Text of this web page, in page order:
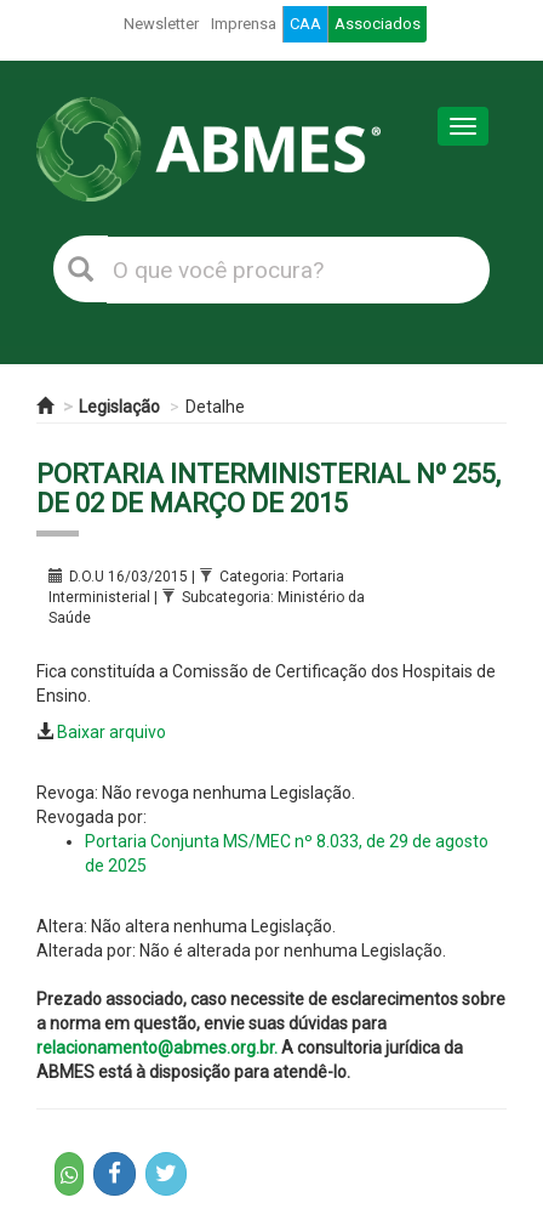
Newsletter Imprensa CAA Associados
Toggle
Legislação Detalhe
PORTARIA INTERMINISTERIAL Nº 255,
DE 02 DE MARÇO DE 2015
D.O.U 16/03/2015 |
Categoria: Portaria
Interministerial |
Subcategoria: Ministério da
Saúde
Fica constituída a Comissão de Certificação dos Hospitais de
Ensino.
Baixar arquivo
Revoga: Não revoga nenhuma Legislação.
Revogada por:
Portaria Conjunta MS/MEC nº 8.033, de 29 de agosto
de 2025
Altera: Não altera nenhuma Legislação.
Alterada por: Não é alterada por nenhuma Legislação.
Prezado associado, caso necessite de esclarecimentos sobre
a norma em questão, envie suas dúvidas para
relacionamento@abmes.org.br.A consultoria jurídica da
ABMES está à disposição para atendê-lo.